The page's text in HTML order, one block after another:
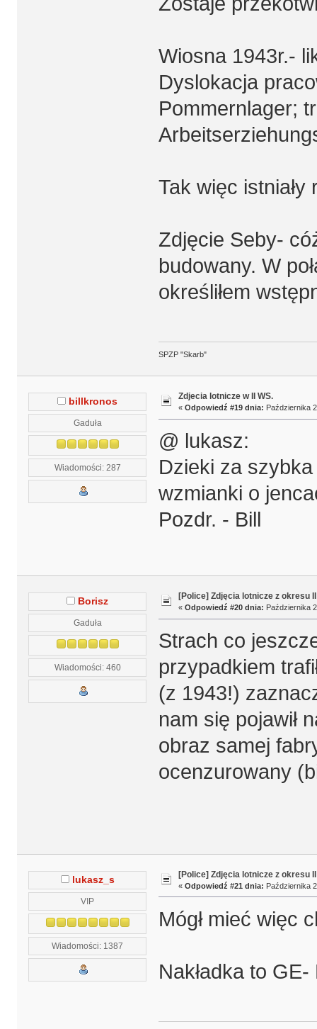
Wiosna 1943r.-
Dyslokacja
Pommernlager;
Tak więc istniały
Zdjęcie Seby-
budowany. W
określiłem
SPZP "Skarb"
billkronos
Gaduła
Wiadomości: 287
Zdjecia lotnicze w II WS.
« Odpowiedź #19 dnia: Października
@ lukasz:
Dzieki za
wzmianki o
Pozdr. - Bill
Borisz
Gaduła
Wiadomości: 460
[Police] Zdjęcia lotnicze z okresu II
« Odpowiedź #20 dnia: Października
Strach co
przypadkiem
(z 1943!)
nam się pojawił
obraz samej
ocenzurowany
lukasz_s
VIP
Wiadomości: 1387
[Police] Zdjęcia lotnicze z okresu II
« Odpowiedź #21 dnia: Października
Mógł mieć więc
Nakładka to